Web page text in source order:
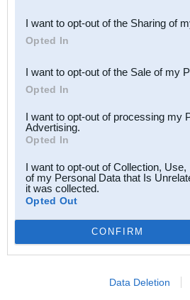
Downstream Participants
third parties.
I want to opt-out of the Sharing of
Opted In
I want to opt-out of the Sale of my
Opted In
I want to opt-out of processing my
Advertising.
Opted In
I want to opt-out of Collection,
of my Personal Data that Is
it was collected.
Opted Out
CONFIRM
Data Deletion